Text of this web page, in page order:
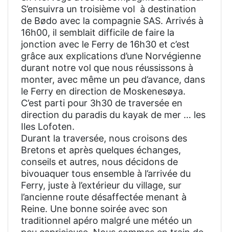
S’ensuivra un troisième vol à destination
de Bødo avec la compagnie SAS. Arrivés à
16h00, il semblait difficile de faire la
jonction avec le Ferry de 16h30 et c’est
grâce aux explications d’une Norvégienne
durant notre vol que nous réussissons à
monter, avec même un peu d’avance, dans
le Ferry en direction de Moskenesøya.
C’est parti pour 3h30 de traversée en
direction du paradis du kayak de mer … les
Iles Lofoten.
Durant la traversée, nous croisons des
Bretons et après quelques échanges,
conseils et autres, nous décidons de
bivouaquer tous ensemble à l’arrivée du
Ferry, juste à l’extérieur du village, sur
l’ancienne route désaffectée menant à
Reine. Une bonne soirée avec son
traditionnel apéro malgré une météo un